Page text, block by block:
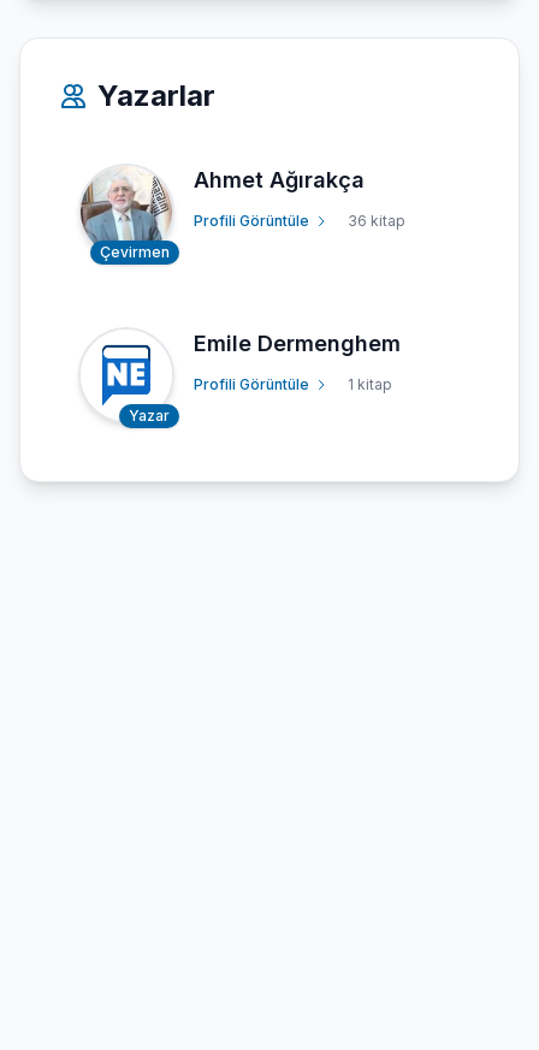
Yazarlar
Çevirmen
Ahmet Ağırakça
Profili Görüntüle 36 kitap
Yazar
Emile Dermenghem
Profili Görüntüle 1 kitap